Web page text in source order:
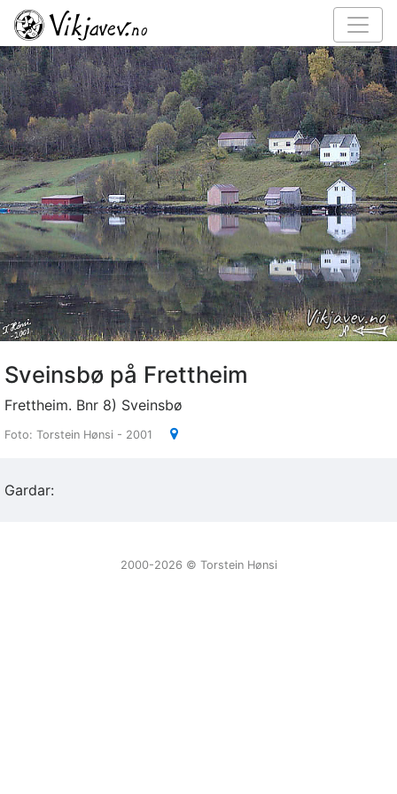
Sveinsbø på Frettheim
Frettheim. Bnr 8) Sveinsbø
Foto: Torstein Hønsi - 2001
Gardar:
2000-2026 ©️ Torstein Hønsi